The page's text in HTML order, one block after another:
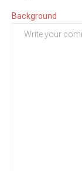
Background